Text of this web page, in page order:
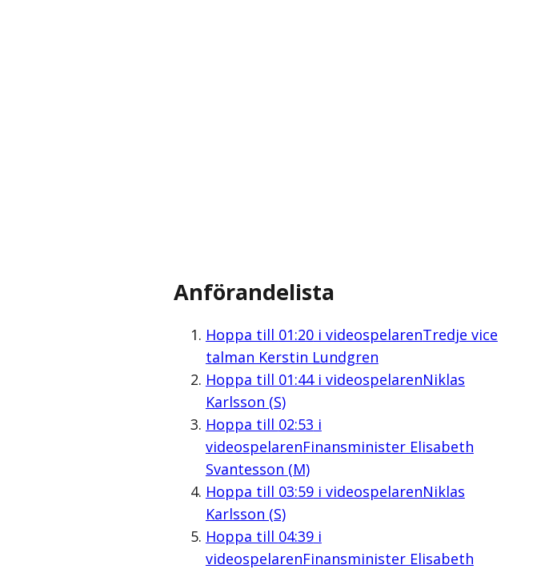
Anförandelista
Hoppa till 01:20i videospelarenTredje vice
talman Kerstin Lundgren
Hoppa till 01:44i videospelarenNiklas
Karlsson (S)
Hoppa till 02:53 i
videospelarenFinansminister Elisabeth
Svantesson (M)
Hoppa till 03:59i videospelarenNiklas
Karlsson (S)
Hoppa till 04:39i
videospelarenFinansminister Elisabeth